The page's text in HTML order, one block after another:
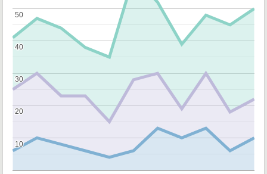
10
10
20
20
30
30
40
40
50
50